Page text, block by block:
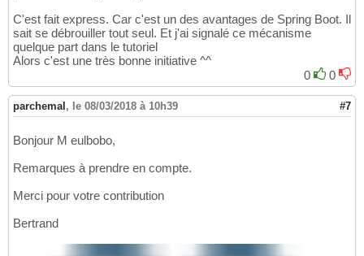
C'est fait express. Car c'est un des avantages de Spring Boot. Il
sait se débrouiller tout seul. Et j'ai signalé ce mécanisme
quelque part dans le tutoriel
Alors c'est une très bonne initiative ^^
0
0
parchemal , le 08/03/2018 à 10h39 #7
Bonjour M eulbobo,
Remarques à prendre en compte.
Merci pour votre contribution
Bertrand